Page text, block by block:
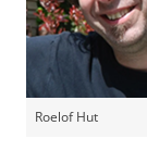
Roelof Hut